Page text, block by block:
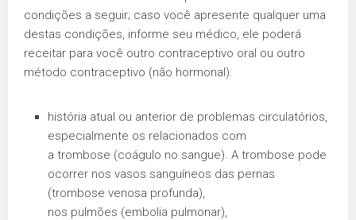
condições a seguir; caso você apresente qualquer uma
destas condições, informe seu médico, ele poderá
receitar para você outro contraceptivo oral ou outro
método contraceptivo (não hormonal):
história atual ou anterior de problemas circulatórios,
especialmente os relacionados com
a trombose (coágulo no sangue). A trombose pode
ocorrer nos vasos sanguíneos das pernas
(trombose venosa profunda),
nos pulmões (embolia pulmonar),